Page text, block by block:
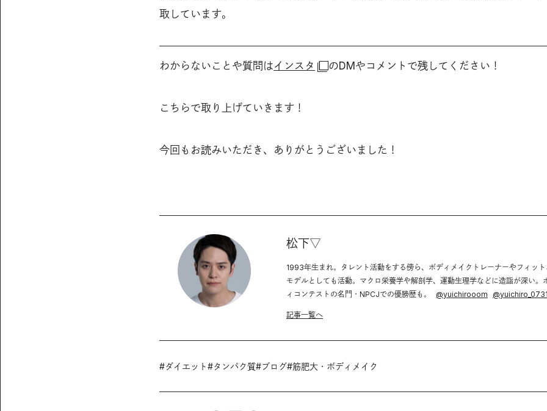
取しています。
わからないことや質問はインスタ のDMやコメントで残してください！
こちらで取り上げていきます！
今回もお読みいただき、ありがとうございました！
松下▽
1993年生まれ。タレント活動をする傍ら、ボディメイクトレーナーやフィット
モデルとしても活動。マクロ栄養学や解剖学、運動生理学などに造詣が深い。
ィコンテストの名門・NPCJでの優勝歴も。
@yuichirooom @yuichiro_0731
記事一覧へ
#ダイエット#タンパク質#ブログ#筋肥大・ボディメイク